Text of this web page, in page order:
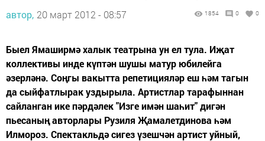
автор, 20 март 2012 - 08:57 1854 0 0
Быел Ямаширмә халык театрына ун ел тула. Иҗат
коллективы инде күптән шушы матур юбилейга
әзерләнә. Соңгы вакытта репетицияләр еш һәм тагын
да сыйфатлырак уздырыла. Артистлар тарафыннан
сайланган ике пәрдәлек "Изге имән шаһит" дигән
пьесаның авторлары Рузиля Җамалетдинова һәм
Илмороз. Спектакльдә сигез үзешчән артист уйный,